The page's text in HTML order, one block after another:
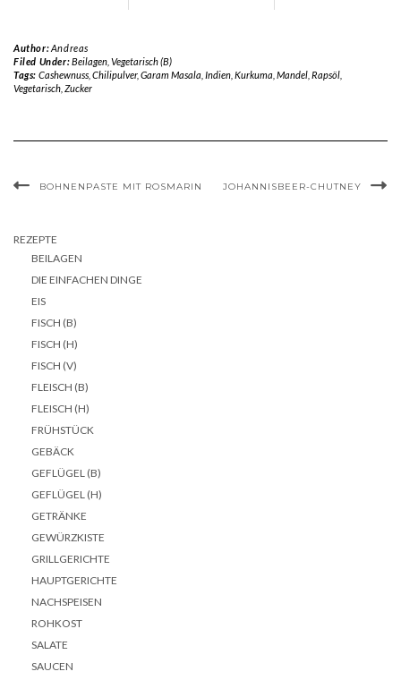
Author:Andreas
Filed Under:Beilagen, Vegetarisch (B)
Tags: Cashewnuss, Chilipulver, Garam Masala Indien, Kurkuma Mandel, Rapsöl,
Vegetarisch Zucker
BOHNENPASTE MIT ROSMARIN JOHANNISBEER-CHUTNEY
REZEPTE
BEILAGEN
DIE EINFACHEN DINGE
EIS
FISCH (B)
FISCH (H)
FISCH (V)
FLEISCH (B)
FLEISCH (H)
FRÜHSTÜCK
GEBÄCK
GEFLÜGEL (B)
GEFLÜGEL (H)
GETRÄNKE
GEWÜRZKISTE
GRILLGERICHTE
HAUPTGERICHTE
NACHSPEISEN
ROHKOST
SALATE
SAUCEN